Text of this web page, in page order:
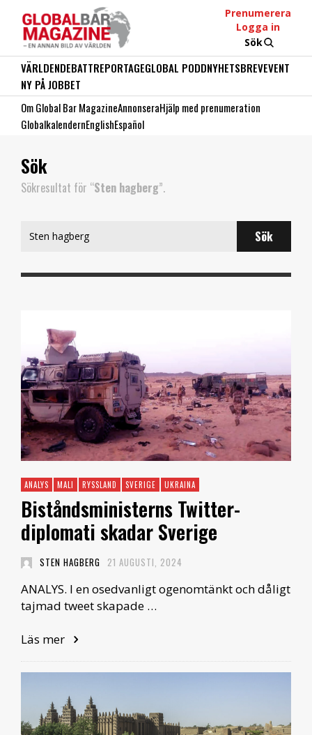
Prenumerera
Logga in
Sök
VÄRLDENDEBATTREPORTAGEGLOBAL PODDNYHETSBREVEVENT
NY PÅ JOBBET
Om Global Bar MagazineAnnonseraHjälp med prenumeration
GlobalkalendernEnglishEspañol
Sök
Sökresultat för “Sten hagberg”.
ANALYS MALI RYSSLAND SVERIGE UKRAINA
Biståndsministerns Twitter-
diplomati skadar Sverige
STEN HAGBERG 21 AUGUSTI, 2024
ANALYS. I en osedvanligt ogenomtänkt och dåligt
tajmad tweet skapade …
Läs mer